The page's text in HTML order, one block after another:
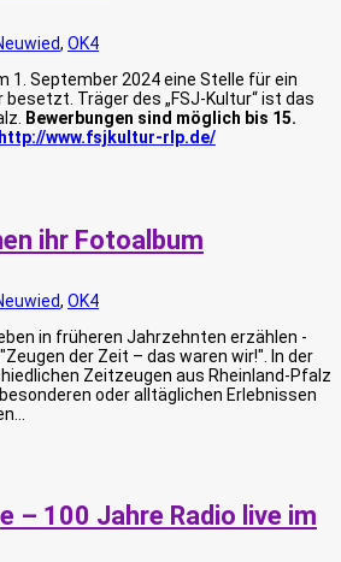
, OK4
1. September 2024 eine Stelle für ein
besetzt. Träger des „FSJ-Kultur“ ist das
Bewerbungen sind möglich bis 15.
http://www.fsjkultur-rlp.de/
ihr Fotoalbum
, OK4
in früheren Jahrzehnten erzählen -
der Zeit – das waren wir!". In der
Zeitzeugen aus Rheinland-Pfalz
oder alltäglichen Erlebnissen
– 100 Jahre Radio live im